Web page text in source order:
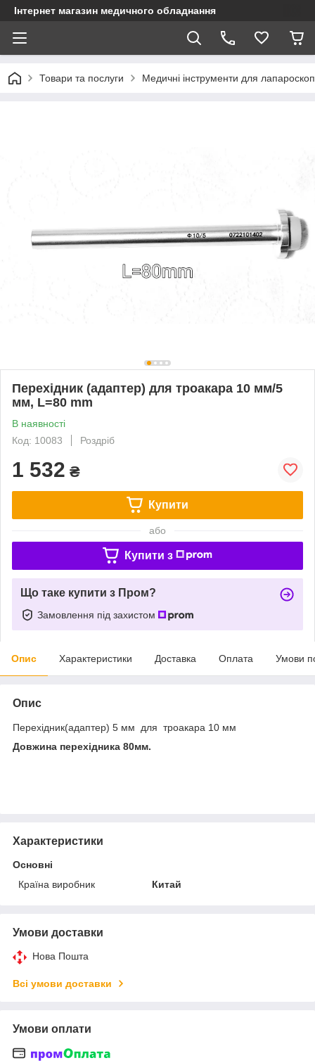
Інтернет магазин медичного обладнання
Товари та послуги Медичні інструменти для
Перехідник (адаптер) для троакара 10 мм/5
мм, L=80 mm
В наявності
Код: 10083
Роздріб
1 532 ₴
Купити
або
Купити з
Що таке купити з Пром?
Замовлення під захистом
Опис Характеристики Доставка Оплата Умови
Опис
Перехідник(адаптер) 5 мм для троакара 10 мм
Довжина перехідника 80мм.
Характеристики
Основні
Країна виробник
Китай
Умови доставки
Нова Пошта
Всі умови доставки
Умови оплати